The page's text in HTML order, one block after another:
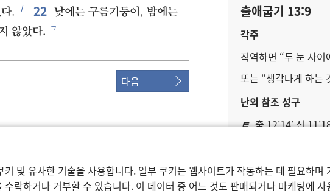
및 유사한 기술을 사용합니다. 일부 쿠키는 웹사이트가 작동하는 데 필요하
락하거나 거부할 수 있습니다. 이 데이터 중 어느 것도 판매되거나 마케팅에
. ㅣ 22 낮에는 구름기둥이, 밤에는
않았다. ㄱ
다음
and Tract Society of Pennsylvania.
|개인 정보 보호 설정
출애굽기 13:9
각주
직역하면 “두 눈 사이
또는 “생각나게 하는
난외 참조 성구
ㅌ 출 12:14; 신
출애굽기 13:10
난외 참조 성구